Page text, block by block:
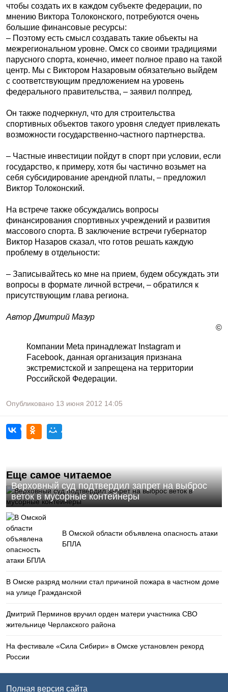
чтобы создать их в каждом субъекте федерации, по
мнению Виктора Толоконского, потребуются очень
большие финансовые ресурсы:
– Поэтому есть смысл создавать такие объекты на
межрегиональном уровне. Омск со своими традициями
парусного спорта, конечно, имеет полное право на такой
центр. Мы с Виктором Назаровым обязательно выйдем
с соответствующим предложением на уровень
федерального правительства, – заявил полпред.
Он также подчеркнул, что для строительства
спортивных объектов такого уровня следует привлекать
возможности государственно-частного партнерства.
– Частные инвестиции пойдут в спорт при условии, если
государство, к примеру, хотя бы частично возьмет на
себя субсидирование арендной платы, – предложил
Виктор Толоконский.
На встрече также обсуждались вопросы
финансирования спортивных учреждений и развития
массового спорта. В заключение встречи губернатор
Виктор Назаров сказал, что готов решать каждую
проблему в отдельности:
– Записывайтесь ко мне на прием, будем обсуждать эти
вопросы в формате личной встречи, – обратился к
присутствующим глава региона.
Автор Дмитрий Мазур
©
Компании Meta принадлежат Instagram и
Facebook, данная организация признана
экстремистской и запрещена на территории
Российской Федерации.
Опубликовано 13 июня 2012 14:05
Еще самое читаемое
Верховный суд подтвердил запрет на выброс
веток в мусорные контейнеры
В Омской области объявлена опасность атаки
БПЛА
В Омске разряд молнии стал причиной пожара в частном доме
на улице Гражданской
Дмитрий Перминов вручил орден матери участника СВО
жительнице Черлакского района
На фестивале «Сила Сибири» в Омске установлен рекорд
России
Полная версия сайта